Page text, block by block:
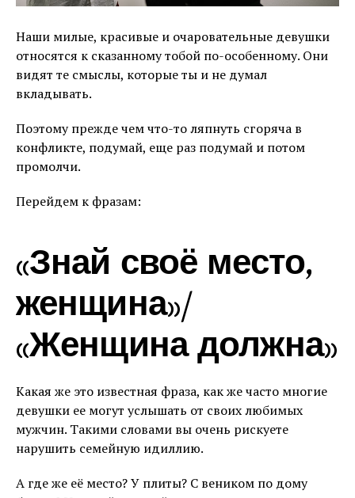
Наши милые, красивые и очаровательные девушки
относятся к сказанному тобой по-особенному. Они
видят те смыслы, которые ты и не думал
вкладывать.
Поэтому прежде чем что-то ляпнуть сгоряча в
конфликте, подумай, еще раз подумай и потом
промолчи.
Перейдем к фразам:
«Знай своё место,
женщина»/
«Женщина должна»
Какая же это известная фраза, как же часто многие
девушки ее могут услышать от своих любимых
мужчин. Такими словами вы очень рискуете
нарушить семейную идиллию.
А где же её место? У плиты? С веником по дому